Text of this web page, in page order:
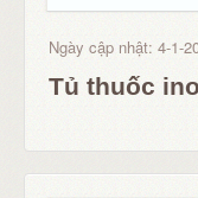
Ngày cập nhật: 4-1-
Tủ thuốc